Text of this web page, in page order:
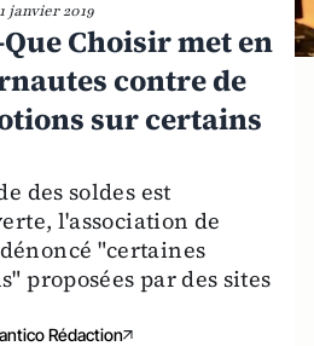
janvier 2019
Choisir met en
contre de
sur certains
des soldes est
l'association de
"certaines
proposées par des sites
Rédaction